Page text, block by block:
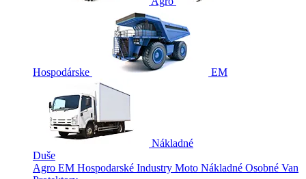
Hospodárske EM
Nákladné
Duše
Agro EM Hospodarské Industry Moto Nákladné Osobné Van